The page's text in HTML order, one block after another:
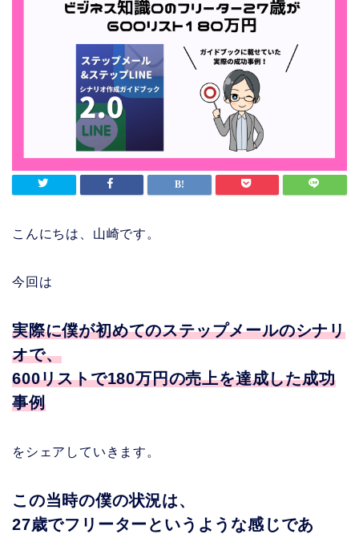
こんにちは、山崎です。
今回は
実際に僕が初めてのステップメールのシナリ
オで、
600リストで180万円の売上を達成した成功
事例
をシェアしていきます。
この当時の僕の状況は、
27歳でフリーターというような感じであ